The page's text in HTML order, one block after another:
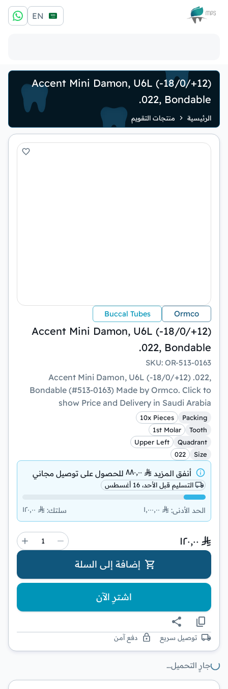
الشعار EN
Accent Mini Damon, U6L (-18/0/+12)
.022, Bondable
الرئيسية منتجات التقويم
Ormco
Buccal Tubes
Accent Mini Damon, U6L (-18/0/+12)
.022, Bondable
SKU: OR-513-0163
Accent Mini Damon, U6L (-18/0/+12) .022,
Bondable (#513-0163) Made by Ormco. Click to
show Price and Delivery in Saudi Arabia
Packing
10x Pieces
Tooth
1st Molar
Quadrant
Upper Left
Size
022
أنفق المزيد ٨٨٠٫٠٠ للحصول على توصيل مجاني
التسليم قبل الأحد، 16 أغسطس
الحد الأدنى: ١٬٠٠٠٫٠٠ سلتك: ١٢٠٫٠٠
١٢٠٫٠٠
إضافة إلى السلة
اشترِ الآن
توصيل سريع دفع آمن
جارٍ التحميل…